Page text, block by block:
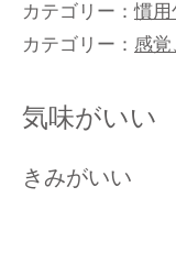
カテゴリー：慣
カテゴリー： 感
気味がいい
きみがいい